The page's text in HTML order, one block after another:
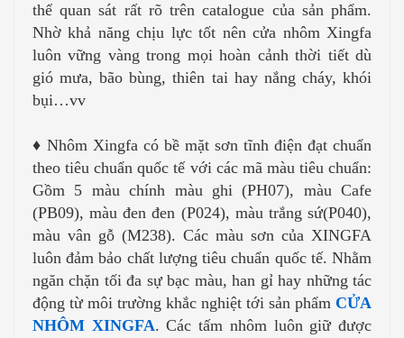
thể quan sát rất rõ trên catalogue của sản phẩm.
Nhờ khả năng chịu lực tốt nên cửa nhôm Xingfa
luôn vững vàng trong mọi hoàn cảnh thời tiết dù
gió mưa, bão bùng, thiên tai hay nắng cháy, khói
bụi…vv
♦ Nhôm Xingfa có bề mặt sơn tĩnh điện đạt chuẩn
theo tiêu chuẩn quốc tế với các mã màu tiêu chuẩn:
Gồm 5 màu chính màu ghi (PH07), màu Cafe
(PB09), màu đen đen (P024), màu trắng sứ(P040),
màu vân gỗ (M238). Các màu sơn của XINGFA
luôn đảm bảo chất lượng tiêu chuẩn quốc tế. Nhằm
ngăn chặn tối đa sự bạc màu, han gỉ hay những tác
động từ môi trường khắc nghiệt tới sản phẩm CỬA
NHÔM XINGFA. Các tấm nhôm luôn giữ được